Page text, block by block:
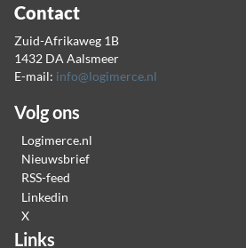
Contact
Zuid-Afrikaweg 1B
1432 DA Aalsmeer
E-mail: info@logimerce.nl
Volg ons
Logimerce.nl
Nieuwsbrief
RSS-feed
Linkedin
X
Links